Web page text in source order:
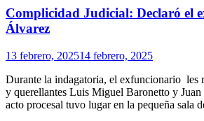
Complicidad Judicial: Declaró el
Álvarez
13 febrero, 202514 febrero, 2025
Durante la indagatoria, el exfuncionario les
y querellantes Luis Miguel Baronetto y
acto procesal tuvo lugar en la pequeña sala